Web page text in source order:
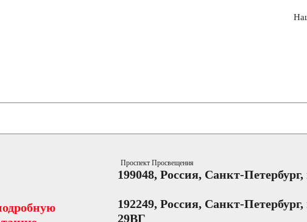
Проспект Просвещения
199048, Россия, Санкт-
192249, Россия, Санкт-
29ВГ